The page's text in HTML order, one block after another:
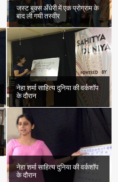
जस्ट बुक्स अँधेरी में एक प्रोग्राम के
बाद ली गयी तस्वीर
नेहा शर्मा साहित्य दुनिया की वर्कशॉप
के दौरान
नेहा शर्मा साहित्य दुनिया की वर्कशॉप
के दौरान